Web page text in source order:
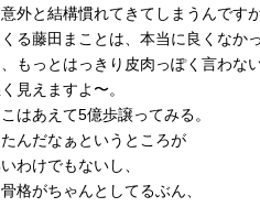
外と結構慣れてきてしまうんですが
る藤田まことは、本当に良くなか
もっとはっきり皮肉っぽく言わない
見えますよ〜。
はあえて5億歩譲ってみる。
んだなぁというところが
わけでもないし、
格がちゃんとしてるぶん、